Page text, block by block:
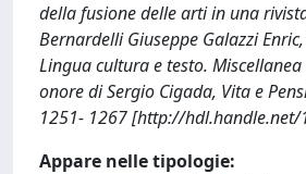
della fusione delle arti in una
Bernardelli Giuseppe Galazzi Enric,
Lingua cultura e testo.
onore di Sergio Cigada, Vita e
1251- 1267 [http://
Appare nelle tipologie: